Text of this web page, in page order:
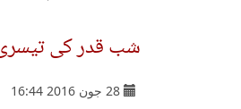
شب قدر کی
28 جون 2016 16:44